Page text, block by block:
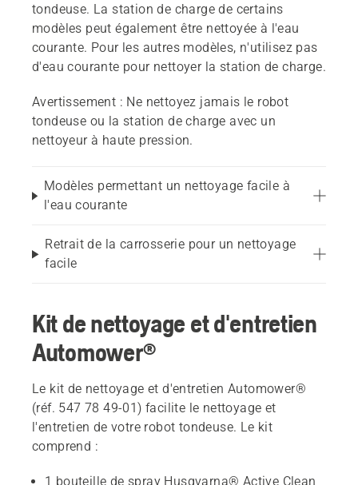
tondeuse. La station de charge de certains
modèles peut également être nettoyée à l'eau
courante. Pour les autres modèles, n'utilisez pas
d'eau courante pour nettoyer la station de charge.
Avertissement : Ne nettoyez jamais le robot
tondeuse ou la station de charge avec un
nettoyeur à haute pression.
Modèles permettant un nettoyage facile à
l'eau courante
Retrait de la carrosserie pour un nettoyage
facile
Kit de nettoyage et d'entretien
Automower®
Le kit de nettoyage et d'entretien Automower®
(réf. 547 78 49-01) facilite le nettoyage et
l'entretien de votre robot tondeuse. Le kit
comprend :
1 bouteille de spray Husqvarna® Active Clean